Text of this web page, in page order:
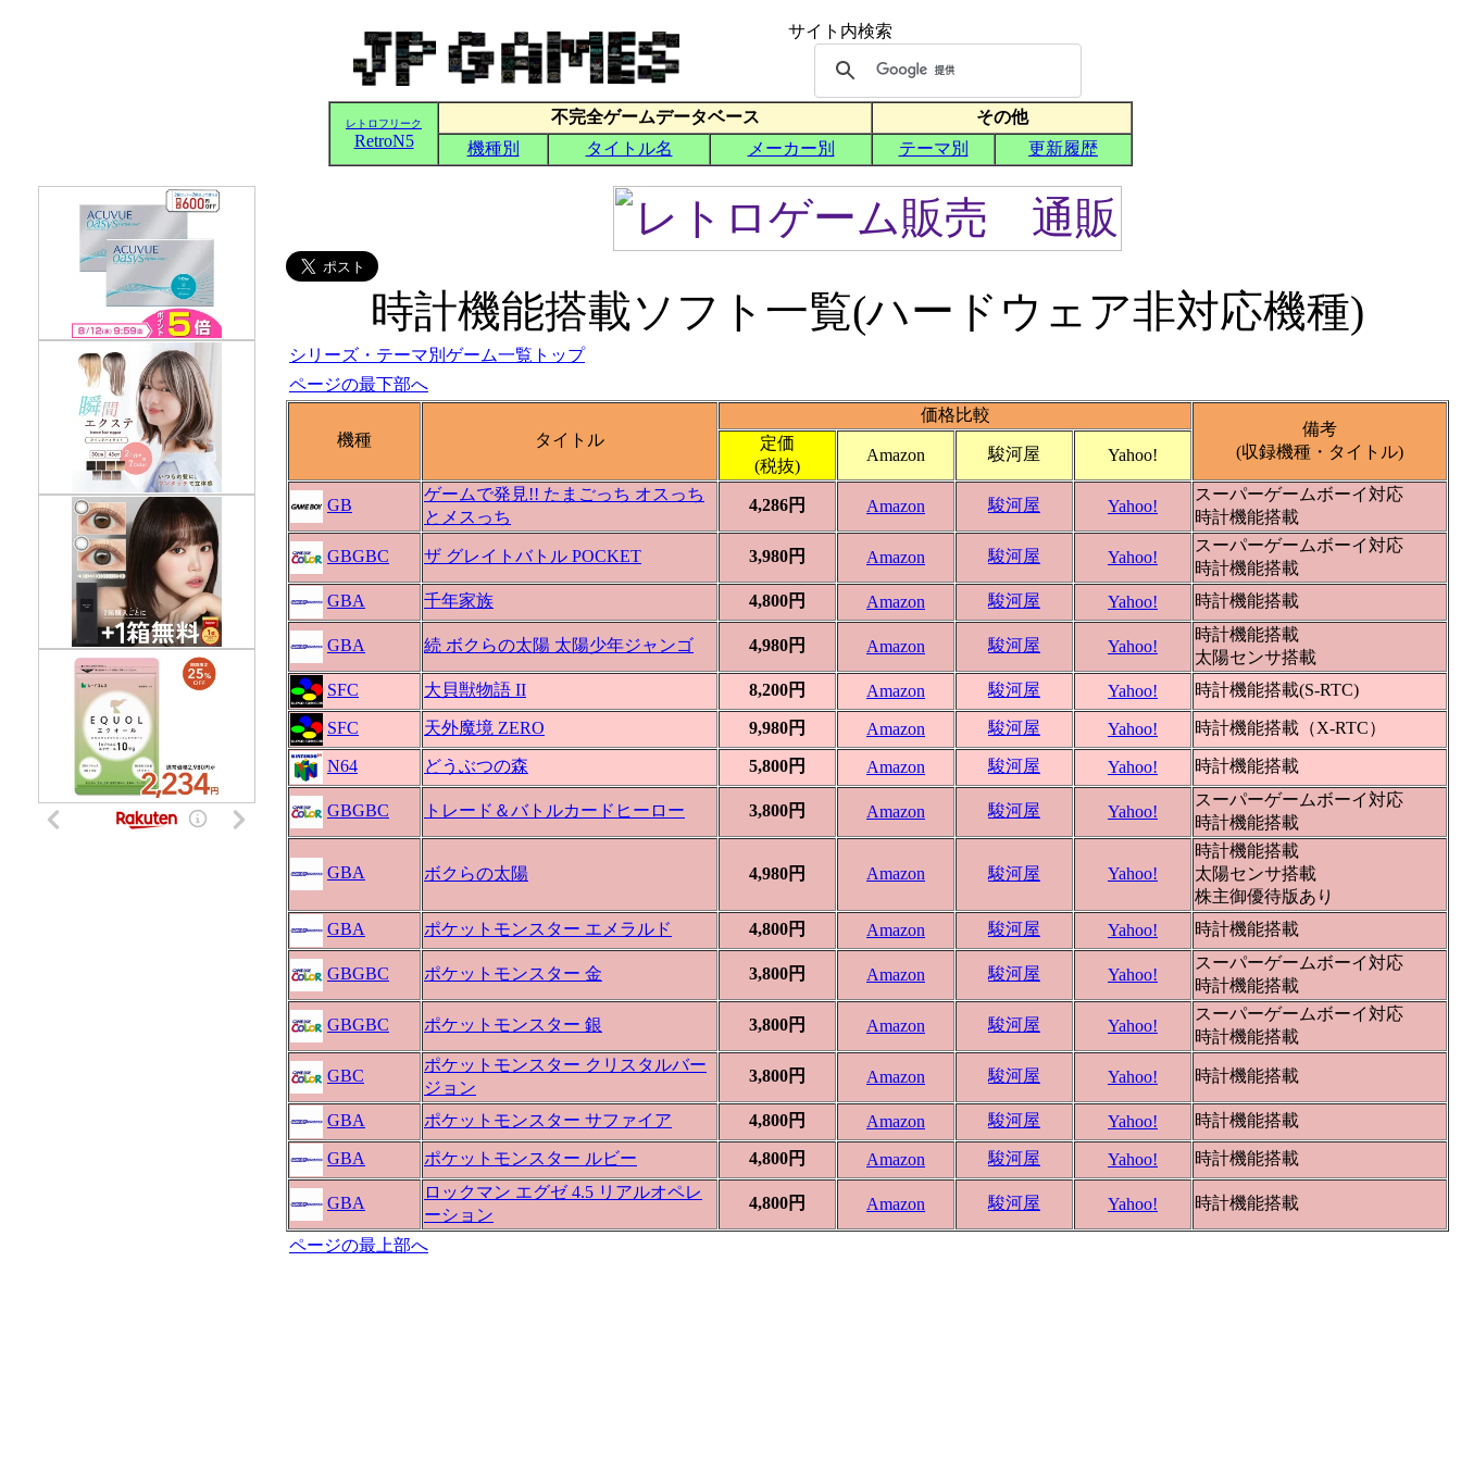
時計機能搭載ソフト一覧(ハードウェア非対応機種)
シリーズ・テーマ別ゲーム一覧トップ
ページの最下部へ
機種 タイトル
価格比較
備考
(収録機種・タイトル)
定価
(税抜)
Amazon 駿河屋 Yahoo!
GB
ゲームで発見!! たまごっち オスっち
とメスっち
4,286円 Amazon 駿河屋 Yahoo!
スーパーゲームボーイ対応
時計機能搭載
GBGBC ザ グレイトバトル POCKET 3,980円 Amazon 駿河屋 Yahoo!
スーパーゲームボーイ対応
時計機能搭載
GBA
千年家族 4,800円 Amazon 駿河屋 Yahoo! 時計機能搭載
GBA 続 ボクらの太陽 太陽少年ジャンゴ 4,980円 Amazon 駿河屋 Yahoo!
時計機能搭載
太陽センサ搭載
SFC
大貝獣物語 II 8,200円 Amazon 駿河屋 Yahoo! 時計機能搭載(S-RTC)
SFC 天外魔境 ZERO 9,980円 Amazon 駿河屋 Yahoo! 時計機能搭載（X-RTC）
N64 どうぶつの森 5,800円 Amazon 駿河屋 Yahoo! 時計機能搭載
GBGBC トレード＆バトルカードヒーロー 3,800円 Amazon 駿河屋 Yahoo!
スーパーゲームボーイ対応
時計機能搭載
GBA ボクらの太陽 4,980円 Amazon 駿河屋 Yahoo!
時計機能搭載
太陽センサ搭載
株主御優待版あり
GBA
ポケットモンスター エメラルド 4,800円 Amazon 駿河屋 Yahoo! 時計機能搭載
GBGBC ポケットモンスター 金 3,800円 Amazon 駿河屋 Yahoo!
スーパーゲームボーイ対応
時計機能搭載
GBGBC ポケットモンスター 銀 3,800円 Amazon 駿河屋 Yahoo!
スーパーゲームボーイ対応
時計機能搭載
GBC
ポケットモンスター クリスタルバー
ジョン
3,800円 Amazon 駿河屋 Yahoo! 時計機能搭載
GBA ポケットモンスター サファイア 4,800円 Amazon 駿河屋 Yahoo! 時計機能搭載
GBA ポケットモンスター ルビー 4,800円 Amazon 駿河屋 Yahoo! 時計機能搭載
GBA
ロックマン エグゼ 4.5 リアルオペレ
ーション
4,800円 Amazon 駿河屋 Yahoo! 時計機能搭載
ページの最上部へ